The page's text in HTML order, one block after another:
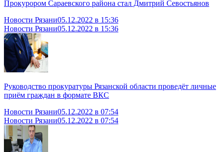
Прокурором Сараевского района стал Дмитрий Севостьянов
Новости Рязани05.12.2022 в 15:36
Новости Рязани05.12.2022 в 15:36
Руководство прокуратуры Рязанской области проведёт личные
приём граждан в формате ВКС
Новости Рязани05.12.2022 в 07:54
Новости Рязани05.12.2022 в 07:54